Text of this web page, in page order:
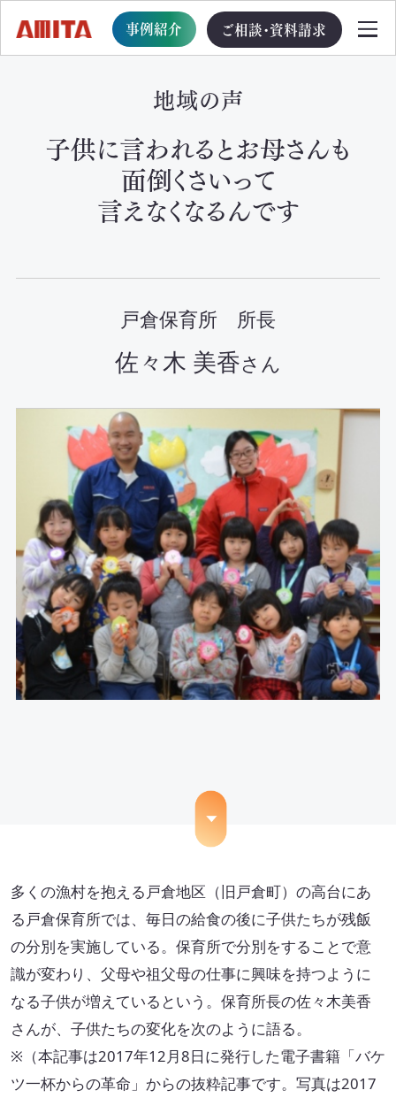
事例紹介 ご相談・資料請求
TOP
サービス一覧
サステナブル経営への移行支援
TOP
循環型事業創出プログラム
ビジョン・戦略・計画策定支援
サーキュラーエコノミー
カーボンニュートラル
ネイチャーポジティブ
サステナビリティ教育・研修
循環資源（サーキュラーマテリアル）製造
TOP
スマートファクトリーZEROⅠ
ゼロワン
取扱可能な廃棄物一覧
循環資源製造所拠点一覧
処理委託先の選定
サステナブル調達支援サービス
見える化サービス
サステナブルBPOサービス
地域の声
子供に言われるとお母さんも
面倒くさいって
言えなくなるんです
戸倉保育所 所長
佐々木 美香さん
多くの漁村を抱える戸倉地区（旧戸倉町）の高台にあ
る戸倉保育所では、毎日の給食の後に子供たちが残飯
の分別を実施している。保育所で分別をすることで意
識が変わり、父母や祖父母の仕事に興味を持つように
なる子供が増えているという。保育所長の佐々木美香
さんが、子供たちの変化を次のように語る。
※（本記事は2017年12月8日に発行した電子書籍「バケ
ツ一杯からの革命 」からの抜粋記事です。写真は2017